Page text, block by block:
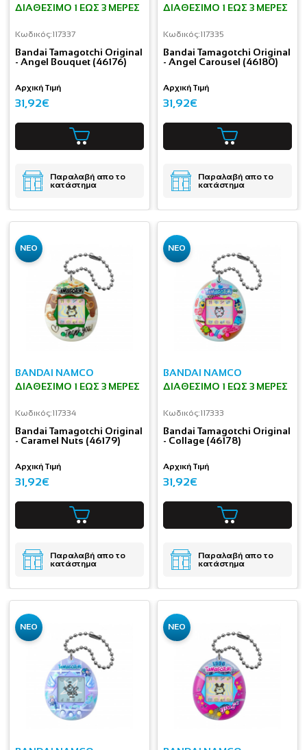
ΔΙΑΘΈΣΙΜΟ 1 ΕΩΣ 3 ΜΈΡΕΣ
Κωδικός:117337
Bandai Tamagotchi Original
- Angel Bouquet (46176)
Αρχική Τιμή
31,92€
Παραλαβή απο το
κατάστημα
ΔΙΑΘΈΣΙΜΟ 1 ΕΩΣ 3 ΜΈΡΕΣ
Κωδικός:117335
Bandai Tamagotchi Original
- Angel Carousel (46180)
Αρχική Τιμή
31,92€
Παραλαβή απο το
κατάστημα
ΝΕΟ
BANDAI NAMCO
ΔΙΑΘΈΣΙΜΟ 1 ΕΩΣ 3 ΜΈΡΕΣ
Κωδικός:117334
Bandai Tamagotchi Original
- Caramel Nuts (46179)
Αρχική Τιμή
31,92€
Παραλαβή απο το
κατάστημα
ΝΕΟ
BANDAI NAMCO
ΔΙΑΘΈΣΙΜΟ 1 ΕΩΣ 3 ΜΈΡΕΣ
Κωδικός:117333
Bandai Tamagotchi Original
- Collage (46178)
Αρχική Τιμή
31,92€
Παραλαβή απο το
κατάστημα
ΝΕΟ ΝΕΟ